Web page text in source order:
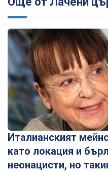
Италианският
като локация и
неонацисти, но